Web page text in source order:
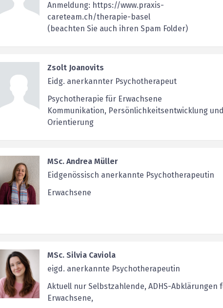
Anmeldung: https://www.praxis-
careteam.ch/therapie-basel
(beachten Sie auch ihren Spam Folder)
Zsolt Joanovits
Eidg. anerkannter Psychotherapeut
Psychotherapie für Erwachsene
Kommunikation, Persönlichkeitsentwicklung und
Orientierung
MSc. Andrea Müller
Eidgenössisch anerkannte Psychotherapeutin
Erwachsene
MSc. Silvia Caviola
eigd. anerkannte Psychotherapeutin
Aktuell nur Selbstzahlende, ADHS-Abklärungen
Erwachsene,